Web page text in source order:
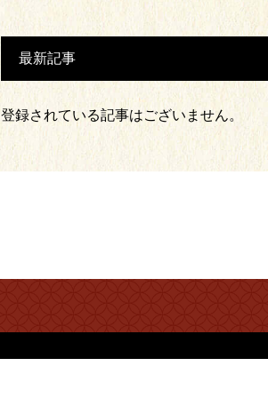
最新記事
登録されている記事はございません。